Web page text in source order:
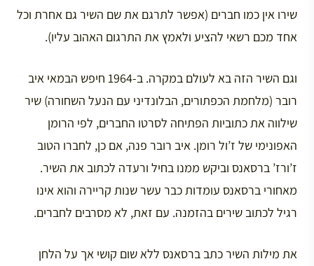
שירו אין כמו חברים (אפשר לתרגם את שם השיר גם אחרת וכל
אחד מכם רשאי להציע ולאמץ את התרגום האהוב עליו).
וגם השיר הזה בא לעולם במקרה. ב-1964 חיפש הבמאי איב
רובר (מלחמת הכפתורים, הבלונדיני עם הנעל השחורה) שיר
שילווה את כתוביות הפתיחה לסרטו החברים, לפי הרומן
האפונימי של ז’ול רומן. איב רובר פנה, אם כן, לחברו הטוב
ז’ורז’ ברסאנס וביקש ממנו בחיל ורעדה לכתוב את השיר.
מאחורי ברסאנס עומדות כבר עשר שנות קריירה והוא אינו
רגיל לכתוב שירים בהזמנה. עם זאת, לא מסרבים לחברים.
את מילות השיר כתב ברסאנס ללא שום קושי אך על הלחן